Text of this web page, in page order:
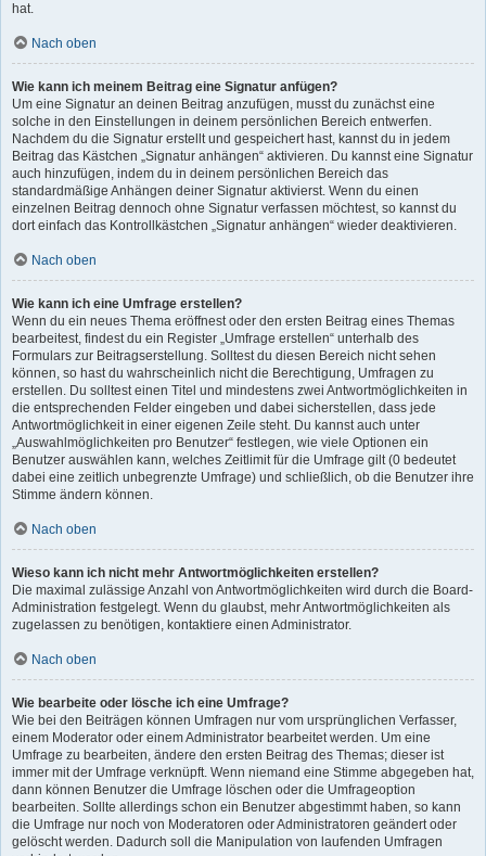
hat.
Nach oben
Wie kann ich meinem Beitrag eine Signatur anfügen?
Um eine Signatur an deinen Beitrag anzufügen, musst du zunächst eine
solche in den Einstellungen in deinem persönlichen Bereich entwerfen.
Nachdem du die Signatur erstellt und gespeichert hast, kannst du in jedem
Beitrag das Kästchen „Signatur anhängen“ aktivieren. Du kannst eine Signatur
auch hinzufügen, indem du in deinem persönlichen Bereich das
standardmäßige Anhängen deiner Signatur aktivierst. Wenn du einen
einzelnen Beitrag dennoch ohne Signatur verfassen möchtest, so kannst du
dort einfach das Kontrollkästchen „Signatur anhängen“ wieder deaktivieren.
Nach oben
Wie kann ich eine Umfrage erstellen?
Wenn du ein neues Thema eröffnest oder den ersten Beitrag eines Themas
bearbeitest, findest du ein Register „Umfrage erstellen“ unterhalb des
Formulars zur Beitragserstellung. Solltest du diesen Bereich nicht sehen
können, so hast du wahrscheinlich nicht die Berechtigung, Umfragen zu
erstellen. Du solltest einen Titel und mindestens zwei Antwortmöglichkeiten in
die entsprechenden Felder eingeben und dabei sicherstellen, dass jede
Antwortmöglichkeit in einer eigenen Zeile steht. Du kannst auch unter
„Auswahlmöglichkeiten pro Benutzer“ festlegen, wie viele Optionen ein
Benutzer auswählen kann, welches Zeitlimit für die Umfrage gilt (0 bedeutet
dabei eine zeitlich unbegrenzte Umfrage) und schließlich, ob die Benutzer ihre
Stimme ändern können.
Nach oben
Wieso kann ich nicht mehr Antwortmöglichkeiten erstellen?
Die maximal zulässige Anzahl von Antwortmöglichkeiten wird durch die Board-
Administration festgelegt. Wenn du glaubst, mehr Antwortmöglichkeiten als
zugelassen zu benötigen, kontaktiere einen Administrator.
Nach oben
Wie bearbeite oder lösche ich eine Umfrage?
Wie bei den Beiträgen können Umfragen nur vom ursprünglichen Verfasser,
einem Moderator oder einem Administrator bearbeitet werden. Um eine
Umfrage zu bearbeiten, ändere den ersten Beitrag des Themas; dieser ist
immer mit der Umfrage verknüpft. Wenn niemand eine Stimme abgegeben hat,
dann können Benutzer die Umfrage löschen oder die Umfrageoption
bearbeiten. Sollte allerdings schon ein Benutzer abgestimmt haben, so kann
die Umfrage nur noch von Moderatoren oder Administratoren geändert oder
gelöscht werden. Dadurch soll die Manipulation von laufenden Umfragen